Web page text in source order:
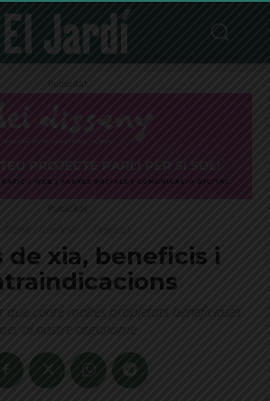
Publicitat
Publicitat
de xia, beneficis i
que conté moltes propietats beneficioses
per al nostre organisme